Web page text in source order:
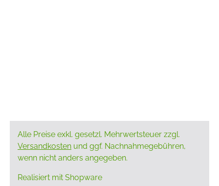
Alle Preise exkl. gesetzl. Mehrwertsteuer zzgl.
Versandkosten und ggf. Nachnahmegebühren,
wenn nicht anders angegeben.
Realisiert mit Shopware